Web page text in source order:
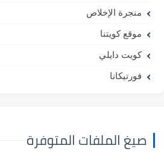
منجرة الإخلاص
موقع كويتنا
كويت دايلي
فورتيكانا
صيغ الملفات المتوفرة